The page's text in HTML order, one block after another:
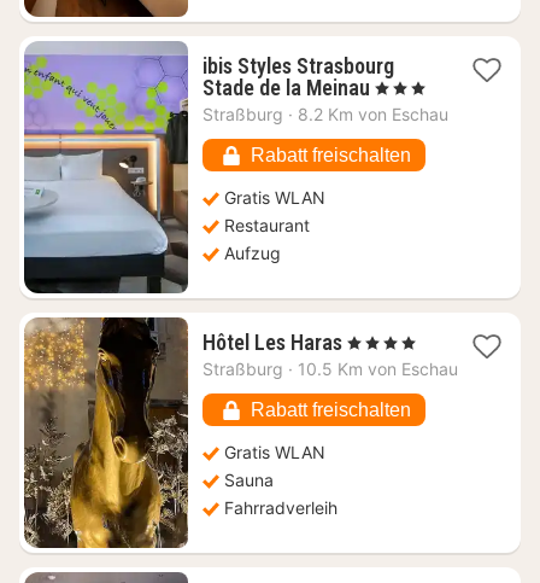
ibis Styles Strasbourg
Stade de la Meinau 1
Nacht
75,07
€
, 3 Sterne
Straßburg · 8.2 Km von Eschau
Rabatt freischalten
Gratis WLAN
Restaurant
Aufzug
Hôtel Les Haras1
Nacht
149,48
€
, 4 Sterne
Straßburg · 10.5 Km von Eschau
Rabatt freischalten
Gratis WLAN
Sauna
Fahrradverleih